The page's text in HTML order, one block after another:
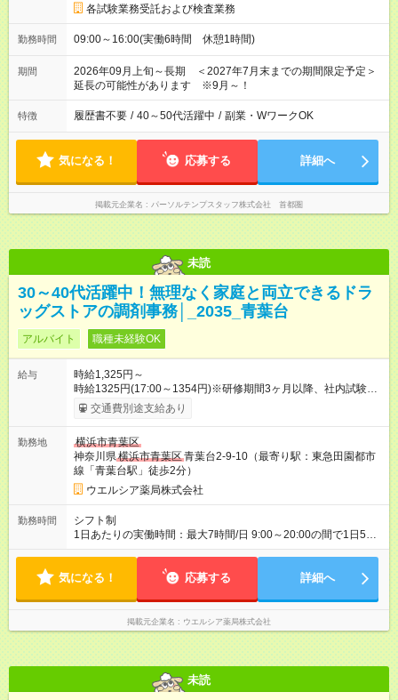
各試験業務受託および検査業務
勤務時間 09:00～16:00(実働6時間 休憩1時間)
期間
2026年09月上旬～長期 ＜2027年7月末までの期間限定予定＞
延長の可能性があります ※9月～！
特徴 履歴書不要 / 40～50代活躍中 / 副業・WワークOK
気になる！ 応募する 詳細へ
掲載元企業名 パーソルテンプスタッフ株式会社 首都圏
未読
30～40代活躍中！無理なく家庭と両立できるドラ
ッグストアの調剤事務│_2035_青葉台
アルバイト 職種未経験OK
給与
時給1,325円～
時給1325円(17:00～1354円)※研修期間3ヶ月以降、社内試験に
よる更新判定あり 社内試験合格後、時給＋50～100円の昇給あ
り （大学生は＋20円） 試用期間あり：入社日から3ヶ月間／本
間の長さ：3ヶ月 雇用形態、給与は本採用時と同じです。
交通費別途支給あり
勤務地
横浜市青葉区
神奈川県横浜市青葉区青葉台2-9-10（最寄り駅：東急田園都市
線「青葉台駅」徒歩2分）
ウエルシア薬局株式会社
勤務時間
シフト制
1日あたりの実働時間：最大7時間/日 9:00～20:00の間で1日5時
間～応相談 ☆週3～4日の勤務 ※勤務曜日応相談 ☆未経験・無資
気になる！ 応募する 詳細へ
掲載元企業名 ウエルシア薬局株式会社
未読